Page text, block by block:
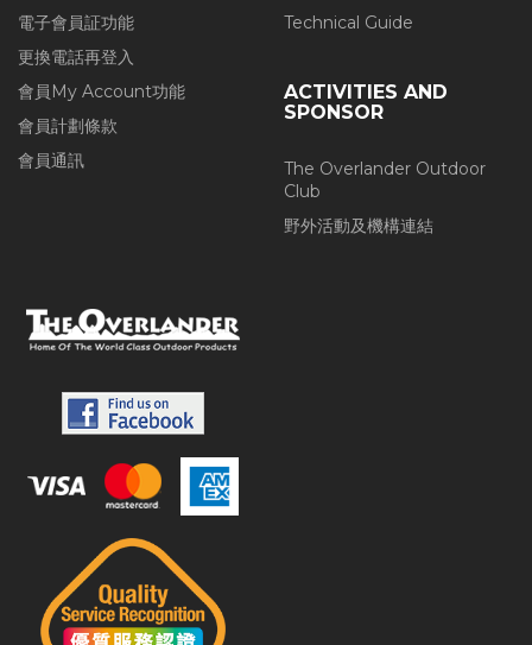
電子會員証功能
更換電話再登入
會員My Account功能
會員計劃條款
會員通訊
Technical Guide
ACTIVITIES AND
SPONSOR
The Overlander Outdoor
Club
野外活動及機構連結